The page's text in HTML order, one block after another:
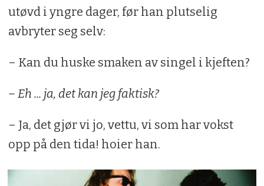
utøvd i yngre dager, før han plutselig
avbryter seg selv:
– Kan du huske smaken av singel i kjeften?
– Eh ... ja, det kan jeg faktisk?
– Ja, det gjør vi jo, vettu, vi som har vokst
opp på den tida! hoier han.